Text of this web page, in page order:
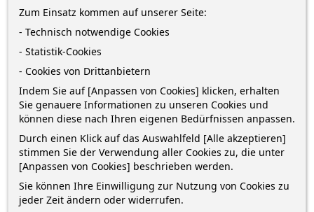
ARTIKELDETAILS
Sammelmappe mit Gummizug und 3
Format A3. Ideal zur Aufbewahrung von Bildern,
Kinderkunstwerken und vielem mehr. Mit 3 Klappen
und Gummizugverschluss.
GPSR Information
Zum Einsatz kommen auf unserer Seite:
- Technisch notwendige Cookies
- Statistik-Cookies
- Cookies von Drittanbietern
Indem Sie auf [Anpassen von Cookies] klicken, erhalten
Sie genauere Informationen zu unseren Cookies und
können diese nach Ihren eigenen Bedürfnissen anpassen.
Durch einen Klick auf das Auswahlfeld [Alle akzeptieren]
stimmen Sie der Verwendung aller Cookies zu, die unter
[Anpassen von Cookies] beschrieben werden.
Sie können Ihre Einwilligung zur Nutzung von Cookies zu
jeder Zeit ändern oder widerrufen.